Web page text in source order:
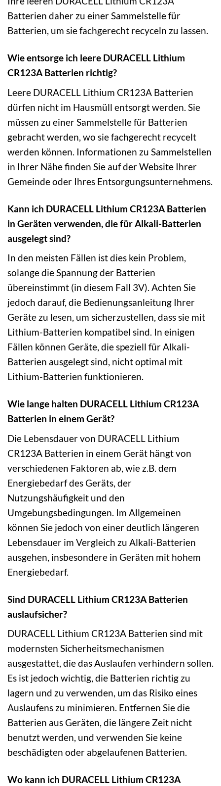
Batterien daher zu einer Sammelstelle für
Batterien, um sie fachgerecht recyceln zu lassen.
Wie entsorge ich leere DURACELL Lithium
CR123A Batterien richtig?
Leere DURACELL Lithium CR123A Batterien
dürfen nicht im Hausmüll entsorgt werden. Sie
müssen zu einer Sammelstelle für Batterien
gebracht werden, wo sie fachgerecht recycelt
werden können. Informationen zu Sammelstellen
in Ihrer Nähe finden Sie auf der Website Ihrer
Gemeinde oder Ihres Entsorgungsunternehmens.
Kann ich DURACELL Lithium CR123A Batterien
in Geräten verwenden, die für Alkali-Batterien
ausgelegt sind?
In den meisten Fällen ist dies kein Problem,
solange die Spannung der Batterien
übereinstimmt (in diesem Fall 3V). Achten Sie
jedoch darauf, die Bedienungsanleitung Ihrer
Geräte zu lesen, um sicherzustellen, dass sie mit
Lithium-Batterien kompatibel sind. In einigen
Fällen können Geräte, die speziell für Alkali-
Batterien ausgelegt sind, nicht optimal mit
Lithium-Batterien funktionieren.
Wie lange halten DURACELL Lithium CR123A
Batterien in einem Gerät?
Die Lebensdauer von DURACELL Lithium
CR123A Batterien in einem Gerät hängt von
verschiedenen Faktoren ab, wie z.B. dem
Energiebedarf des Geräts, der
Nutzungshäufigkeit und den
Umgebungsbedingungen. Im Allgemeinen
können Sie jedoch von einer deutlich längeren
Lebensdauer im Vergleich zu Alkali-Batterien
ausgehen, insbesondere in Geräten mit hohem
Energiebedarf.
Sind DURACELL Lithium CR123A Batterien
auslaufsicher?
DURACELL Lithium CR123A Batterien sind mit
modernsten Sicherheitsmechanismen
ausgestattet, die das Auslaufen verhindern sollen.
Es ist jedoch wichtig, die Batterien richtig zu
lagern und zu verwenden, um das Risiko eines
Auslaufens zu minimieren. Entfernen Sie die
Batterien aus Geräten, die längere Zeit nicht
benutzt werden, und verwenden Sie keine
beschädigten oder abgelaufenen Batterien.
Wo kann ich DURACELL Lithium CR123A